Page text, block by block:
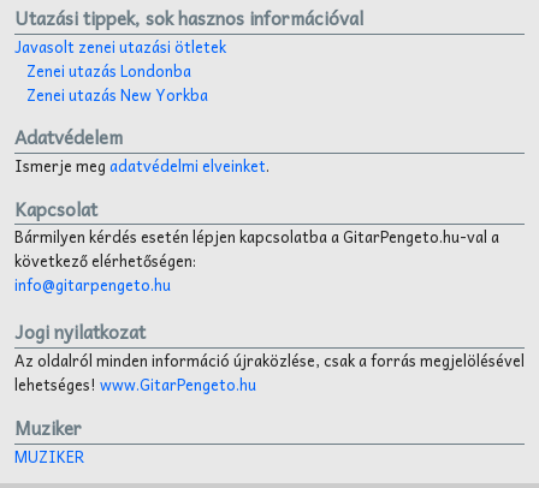
Utazási tippek, sok hasznos információval
Javasolt zenei utazási ötletek
Zenei utazás Londonba
Zenei utazás New Yorkba
Adatvédelem
Ismerje megadatvédelmi elveinket.
Kapcsolat
Bármilyen kérdés esetén lépjen kapcsolatba a GitarPengeto.hu-val a
következő elérhetőségen:
info@gitarpengeto.hu
Jogi nyilatkozat
Az oldalról minden információ újraközlése, csak a forrás megjelölésével
lehetséges! www.GitarPengeto.hu
Muziker
MUZIKER